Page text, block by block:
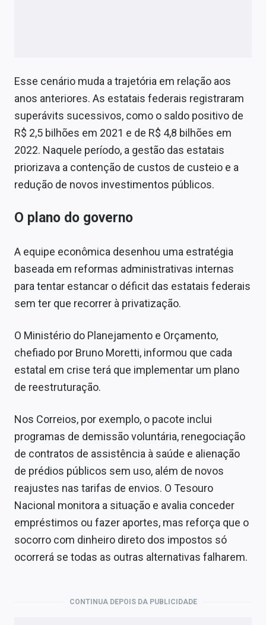
Esse cenário muda a trajetória em relação aos
anos anteriores. As estatais federais registraram
superávits sucessivos, como o saldo positivo de
R$ 2,5 bilhões em 2021 e de R$ 4,8 bilhões em
2022. Naquele período, a gestão das estatais
priorizava a contenção de custos de custeio e a
redução de novos investimentos públicos.
O plano do governo
A equipe econômica desenhou uma estratégia
baseada em reformas administrativas internas
para tentar estancar o déficit das estatais federais
sem ter que recorrer à privatização.
O Ministério do Planejamento e Orçamento,
chefiado por Bruno Moretti, informou que cada
estatal em crise terá que implementar um plano
de reestruturação.
Nos Correios, por exemplo, o pacote inclui
programas de demissão voluntária, renegociação
de contratos de assistência à saúde e alienação
de prédios públicos sem uso, além de novos
reajustes nas tarifas de envios. O Tesouro
Nacional monitora a situação e avalia conceder
empréstimos ou fazer aportes, mas reforça que o
socorro com dinheiro direto dos impostos só
ocorrerá se todas as outras alternativas falharem.
CONTINUA DEPOIS DA PUBLICIDADE